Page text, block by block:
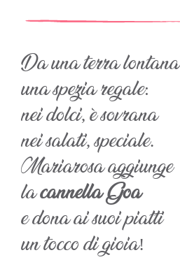
Da una terra lontana
una spezia regale:
nei dolci, è sovrana
nei salati, speciale.
Mariarosa aggiunge
lacannella Goa
e dona ai suoi piatti
un tocco di gioia!